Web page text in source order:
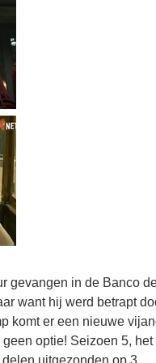
gevangen in de Banco
want hij werd betrapt
komt er een nieuwe
optie! Seizoen 5, het
uitgezonden op 3